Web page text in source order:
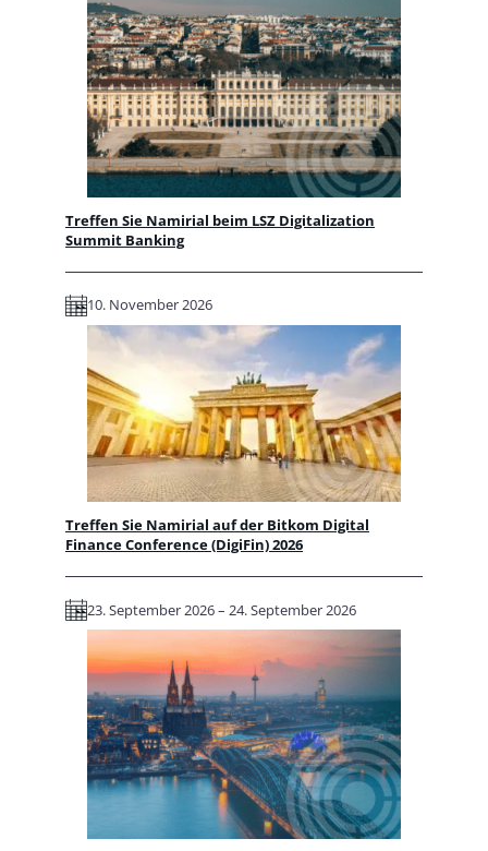
Treffen Sie Namirial beim LSZ Digitalization
Summit Banking
10. November 2026
Treffen Sie Namirial auf der Bitkom Digital
Finance Conference (DigiFin) 2026
23. September 2026 – 24. September 2026